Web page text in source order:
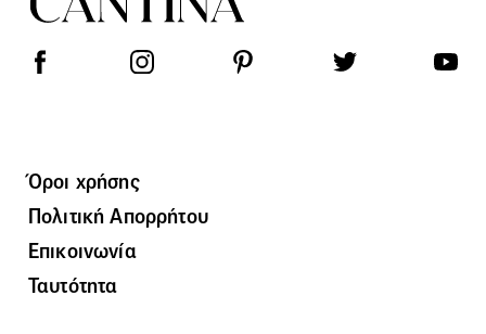
Όροι χρήσης
Πολιτική Απορρήτου
Επικοινωνία
Ταυτότητα